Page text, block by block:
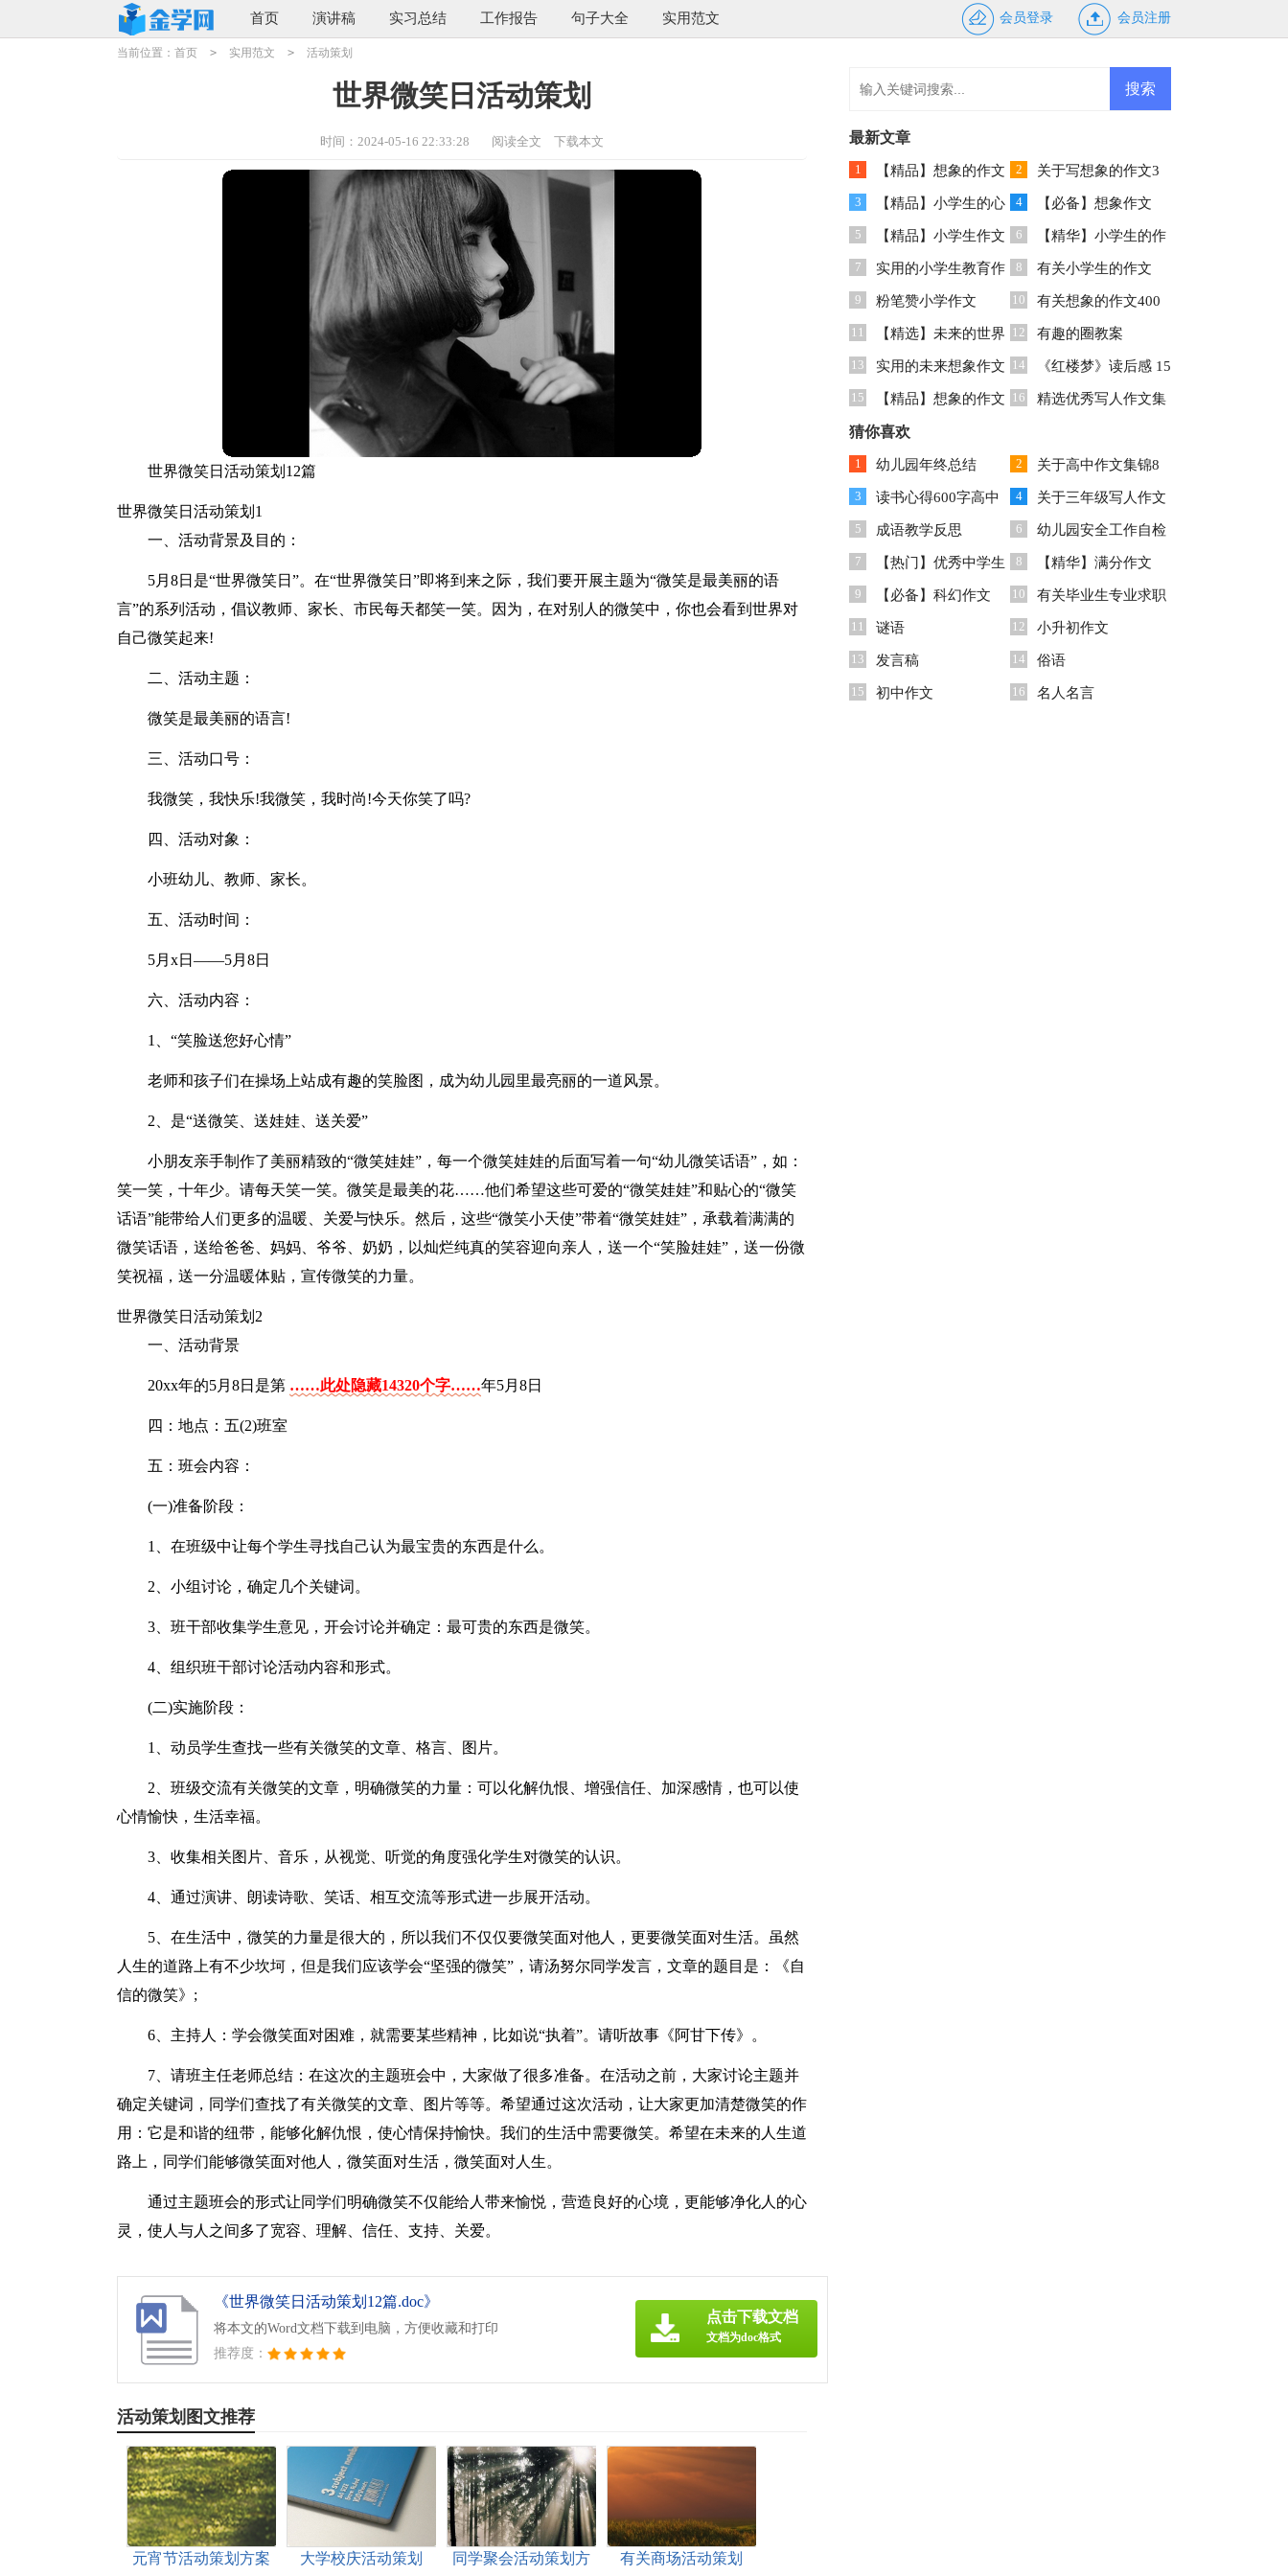
首页 演讲稿 实习总结 工作报告 句子大全 实用范文 会员登录 会员注册
当前位置： 首页 > 实用范文 > 活动策划
世界微笑日活动策划
时间：2024-05-16 22:33:28 阅读全文 下载本文
世界微笑日活动策划12篇
世界微笑日活动策划1
一、活动背景及目的：
5月8日是“世界微笑日”。在“世界微笑日”即将到来之际，我们要开展主题为“微笑是最美丽的语
言”的系列活动，倡议教师、家长、市民每天都笑一笑。因为，在对别人的微笑中，你也会看到世界对
自己微笑起来!
二、活动主题：
微笑是最美丽的语言!
三、活动口号：
我微笑，我快乐!我微笑，我时尚!今天你笑了吗?
四、活动对象：
小班幼儿、教师、家长。
五、活动时间：
5月x日——5月8日
六、活动内容：
1、“笑脸送您好心情”
老师和孩子们在操场上站成有趣的笑脸图，成为幼儿园里最亮丽的一道风景。
2、是“送微笑、送娃娃、送关爱”
小朋友亲手制作了美丽精致的“微笑娃娃”，每一个微笑娃娃的后面写着一句“幼儿微笑话语”，如：
笑一笑，十年少。请每天笑一笑。微笑是最美的花……他们希望这些可爱的“微笑娃娃”和贴心的“微笑
话语”能带给人们更多的温暖、关爱与快乐。然后，这些“微笑小天使”带着“微笑娃娃”，承载着满满的
微笑话语，送给爸爸、妈妈、爷爷、奶奶，以灿烂纯真的笑容迎向亲人，送一个“笑脸娃娃”，送一份微
笑祝福，送一分温暖体贴，宣传微笑的力量。
世界微笑日活动策划2
一、活动背景
20xx年的5月8日是第 ……此处隐藏14320个字……年5月8日
四：地点：五(2)班室
五：班会内容：
(一)准备阶段：
1、在班级中让每个学生寻找自己认为最宝贵的东西是什么。
2、小组讨论，确定几个关键词。
3、班干部收集学生意见，开会讨论并确定：最可贵的东西是微笑。
4、组织班干部讨论活动内容和形式。
(二)实施阶段：
1、动员学生查找一些有关微笑的文章、格言、图片。
2、班级交流有关微笑的文章，明确微笑的力量：可以化解仇恨、增强信任、加深感情，也可以使
心情愉快，生活幸福。
3、收集相关图片、音乐，从视觉、听觉的角度强化学生对微笑的认识。
4、通过演讲、朗读诗歌、笑话、相互交流等形式进一步展开活动。
5、在生活中，微笑的力量是很大的，所以我们不仅仅要微笑面对他人，更要微笑面对生活。虽然
人生的道路上有不少坎坷，但是我们应该学会“坚强的微笑”，请汤努尔同学发言，文章的题目是：《自
信的微笑》;
6、主持人：学会微笑面对困难，就需要某些精神，比如说“执着”。请听故事《阿甘下传》。
7、请班主任老师总结：在这次的主题班会中，大家做了很多准备。在活动之前，大家讨论主题并
确定关键词，同学们查找了有关微笑的文章、图片等等。希望通过这次活动，让大家更加清楚微笑的作
用：它是和谐的纽带，能够化解仇恨，使心情保持愉快。我们的生活中需要微笑。希望在未来的人生道
路上，同学们能够微笑面对他人，微笑面对生活，微笑面对人生。
通过主题班会的形式让同学们明确微笑不仅能给人带来愉悦，营造良好的心境，更能够净化人的心
灵，使人与人之间多了宽容、理解、信任、支持、关爱。
《世界微笑日活动策划12篇.doc》
将本文的Word文档下载到电脑，方便收藏和打印
推荐度：
点击下载文档
文档为doc格式
活动策划图文推荐
元宵节活动策划方案 大学校庆活动策划
同学聚会活动策划方
有关商场活动策划
最新文章
1 【精品】想象的作文
400字10篇
2 关于写想象的作文3
篇
3 【精品】小学生的心
情作文4篇
4 【必备】想象作文
300字3篇
5 【精品】小学生作文
600字合集9篇
6 【精华】小学生的作
文400字汇编六篇
7 实用的小学生教育作
文3篇
8 有关小学生的作文
400字合集七篇
9 粉笔赞小学作文 10 有关想象的作文400
字4篇
11 【精选】未来的世界
想象作文十篇
12 有趣的圈教案
13 实用的未来想象作文
8篇
14 《红楼梦》读后感 15
篇
15 【精品】想象的作文
600字3篇
16 精选优秀写人作文集
猜你喜欢
1 幼儿园年终总结 2 关于高中作文集锦8
篇
3 读书心得600字高中
西游记
4 关于三年级写人作文
300字锦集九篇
5 成语教学反思 6 幼儿园安全工作自检
自查报告合集5篇
7 【热门】优秀中学生
作文汇总5篇
8 【精华】满分作文
400字汇编四篇
9 【必备】科幻作文
300字合集8篇
10 有关毕业生专业求职
信合集5篇
11 谜语 12 小升初作文
13 发言稿 14 俗语
15 初中作文 16 名人名言